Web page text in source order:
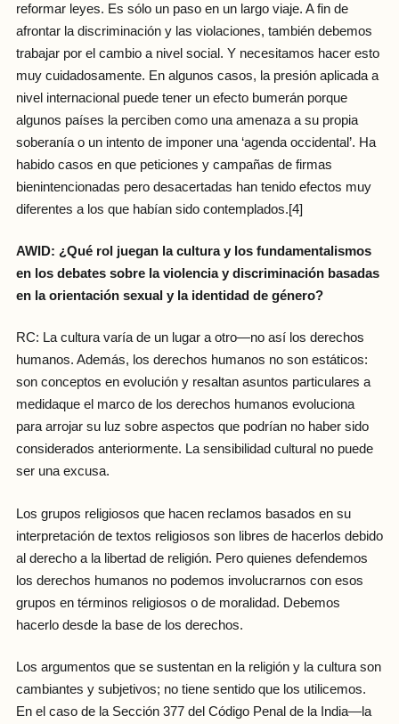
reformar leyes. Es sólo un paso en un largo viaje. A fin de
afrontar la discriminación y las violaciones, también debemos
trabajar por el cambio a nivel social. Y necesitamos hacer esto
muy cuidadosamente. En algunos casos, la presión aplicada a
nivel internacional puede tener un efecto bumerán porque
algunos países la perciben como una amenaza a su propia
soberanía o un intento de imponer una ‘agenda occidental’. Ha
habido casos en que peticiones y campañas de firmas
bienintencionadas pero desacertadas han tenido efectos muy
diferentes a los que habían sido contemplados.[4]
AWID: ¿Qué rol juegan la cultura y los fundamentalismos
en los debates sobre la violencia y discriminación basadas
en la orientación sexual y la identidad de género?
RC: La cultura varía de un lugar a otro—no así los derechos
humanos. Además, los derechos humanos no son estáticos:
son conceptos en evolución y resaltan asuntos particulares a
medidaque el marco de los derechos humanos evoluciona
para arrojar su luz sobre aspectos que podrían no haber sido
considerados anteriormente. La sensibilidad cultural no puede
ser una excusa.
Los grupos religiosos que hacen reclamos basados en su
interpretación de textos religiosos son libres de hacerlos debido
al derecho a la libertad de religión. Pero quienes defendemos
los derechos humanos no podemos involucrarnos con esos
grupos en términos religiosos o de moralidad. Debemos
hacerlo desde la base de los derechos.
Los argumentos que se sustentan en la religión y la cultura son
cambiantes y subjetivos; no tiene sentido que los utilicemos.
En el caso de la Sección 377 del Código Penal de la India—la